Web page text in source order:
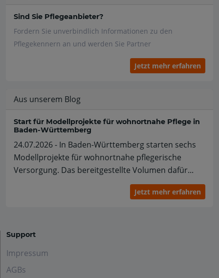
Sind Sie Pflegeanbieter?
Fordern Sie unverbindlich Informationen zu den
Pflegekennern an und werden Sie Partner
Jetzt mehr erfahren
Aus unserem Blog
Start für Modellprojekte für wohnortnahe Pflege in
Baden-Württemberg
24.07.2026 - In Baden-Württemberg starten sechs
Modellprojekte für wohnortnahe pflegerische
Versorgung. Das bereitgestellte Volumen dafür...
Jetzt mehr erfahren
Support
Impressum
AGBs